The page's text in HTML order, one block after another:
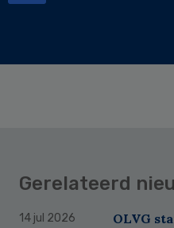
Gerelateerd
14 jul 2026
OLVG